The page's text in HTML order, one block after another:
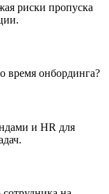
риски пропуска
онбординга?
и HR для